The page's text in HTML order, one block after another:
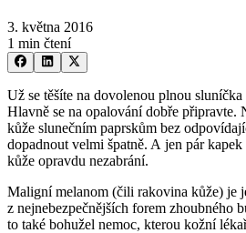
3. května 2016
1 min čtení
Už se těšíte na dovolenou plnou
Hlavně se na opalování dobře připravte.
kůže slunečním paprskům bez
dopadnout velmi špatně. A jen pár
kůže opravdu nezabrání.
Maligní melanom (čili rakovina kůže) je
z nejnebezpečnějších forem zhoubného
to také bohužel nemoc, kterou kožní